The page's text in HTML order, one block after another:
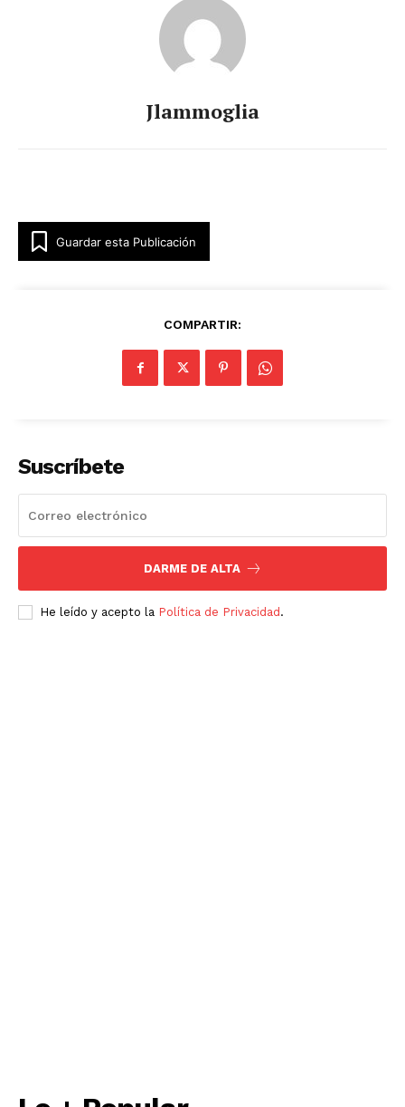
Jlammoglia
Guardar esta Publicación
COMPARTIR:
Suscríbete
DARME DE ALTA
He leído y acepto la Política de Privacidad .